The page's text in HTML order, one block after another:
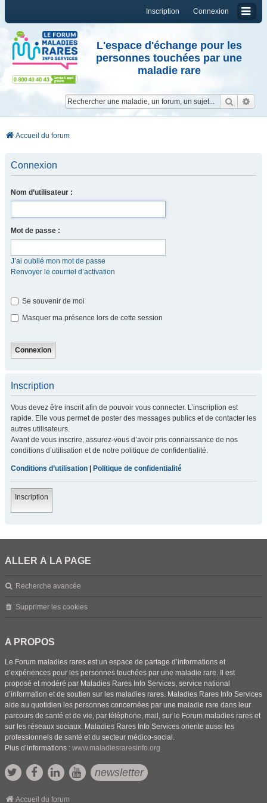
Connexion
Inscription
L'espace d'échange pour les
personnes touchées par une
maladie rare
Accueil du forum
Connexion
Nom d’utilisateur :
Mot de passe :
J’ai oublié mon mot de passe
Renvoyer le courriel d’activation
Se souvenir de moi
Masquer ma présence lors de cette session
Inscription
Vous devez être inscrit afin de pouvoir vous connecter. L’inscription est
rapide. Elle vous permet de poster des messages publics et de contacter les
autres utilisateurs.
Avant de vous inscrire, assurez-vous d’avoir pris connaissance de nos
conditions d’utilisation et de notre politique de confidentialité.
Conditions d’utilisation Politique de confidentialité
Inscription
ALLER À LA PAGE
Recherche avancée
Supprimer les cookies
A PROPOS
Le Forum maladies rares est un espace de partage d’informations et
d’expériences pour les personnes touchées par une maladie rare. Il est
proposé et modéré par Maladies Rares Info Services, service national
d’information et de soutien sur les maladies rares. Maladies Rares Info Services
aide au quotidien les personnes concernées par une maladie rare dans leur
parcours de santé et de vie, par téléphone, mail, sur le Forum maladies rares et
sur les réseaux sociaux. Maladies Rares Info Services oriente aussi les
professionnels de santé et du secteur médico-social.
Plus d’informations : www.maladiesraresinfo.org
newsletter
Accueil du forum